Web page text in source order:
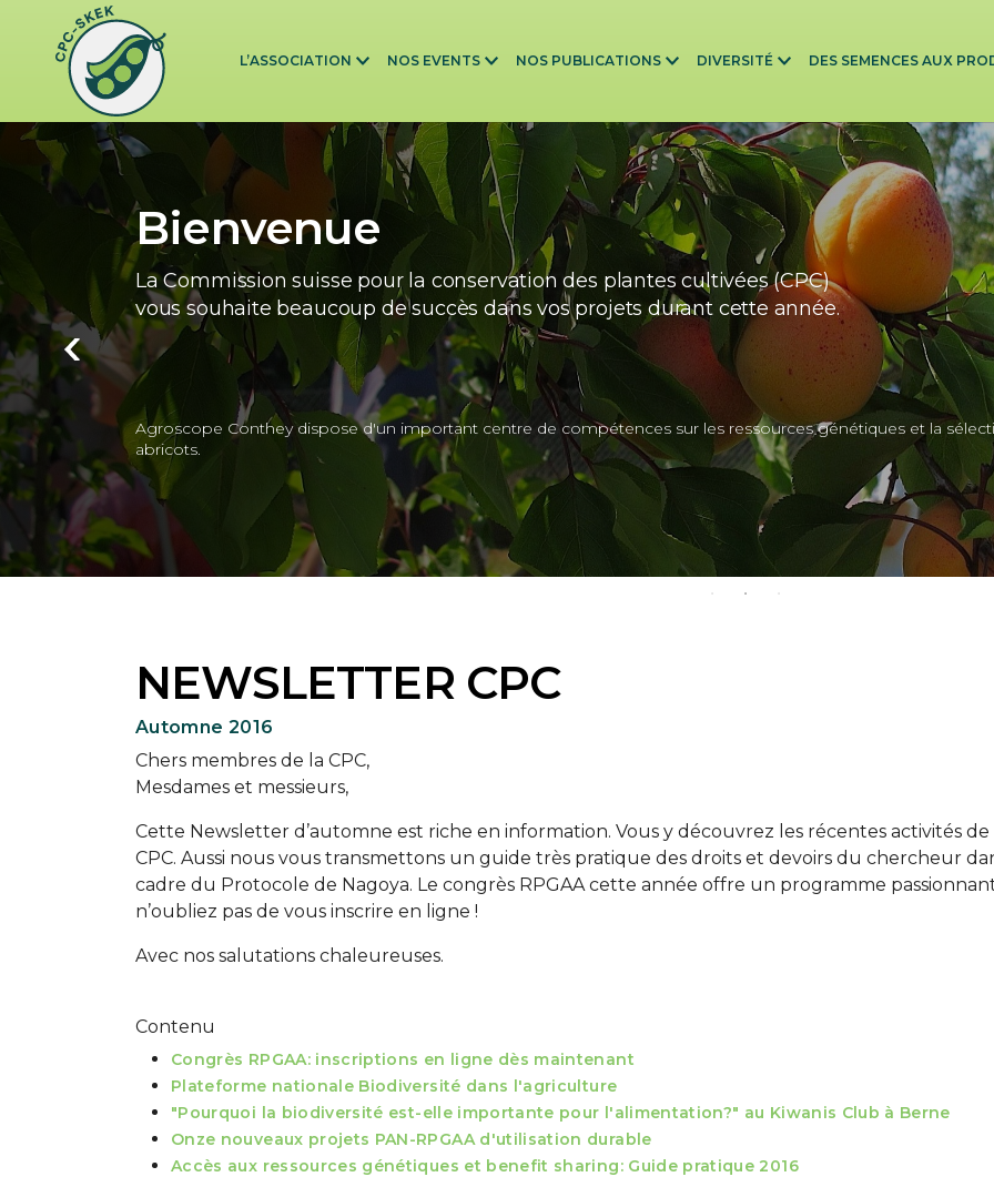
Skip to main content
L’ASSOCIATION NOS EVENTS NOS PUBLICATIONS DIVERSITÉ DES SEMENCES AUX
Bienvenue
La Commission suisse pour la conservation des plantes cultivées (CPC)
vous souhaite beaucoup de succès dans vos projets durant cette année.
Agroscope Conthey dispose d'un important centre de compétences sur les ressources génétiques et la
abricots.
NEWSLETTER CPC
Automne 2016
Chers membres de la CPC,
Mesdames et messieurs,
Cette Newsletter d’automne est riche en information. Vous y découvrez les récentes activités de
CPC. Aussi nous vous transmettons un guide très pratique des droits et devoirs du chercheur
cadre du Protocole de Nagoya. Le congrès RPGAA cette année offre un programme
n’oubliez pas de vous inscrire en ligne !
Avec nos salutations chaleureuses.
Contenu
Congrès RPGAA: inscriptions en ligne dès maintenant
Plateforme nationale Biodiversité dans l'agriculture
"Pourquoi la biodiversité est-elle importante pour l'alimentation?" au Kiwanis Club à Berne
Onze nouveaux projets PAN-RPGAA d'utilisation durable
Accès aux ressources génétiques et benefit sharing: Guide pratique 2016